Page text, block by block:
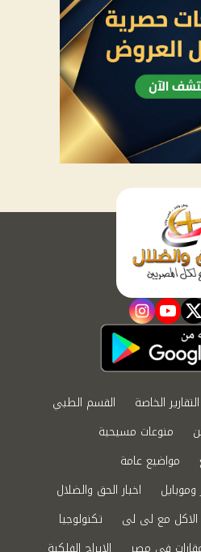
twitter
youtube
instagram
التقارير الخاصة
القسم الطبي
منوعات مسيحية
مواضيع عامة
وموبايل
اخبار الحق والضلال
مع لى لى
تكنولوجيا